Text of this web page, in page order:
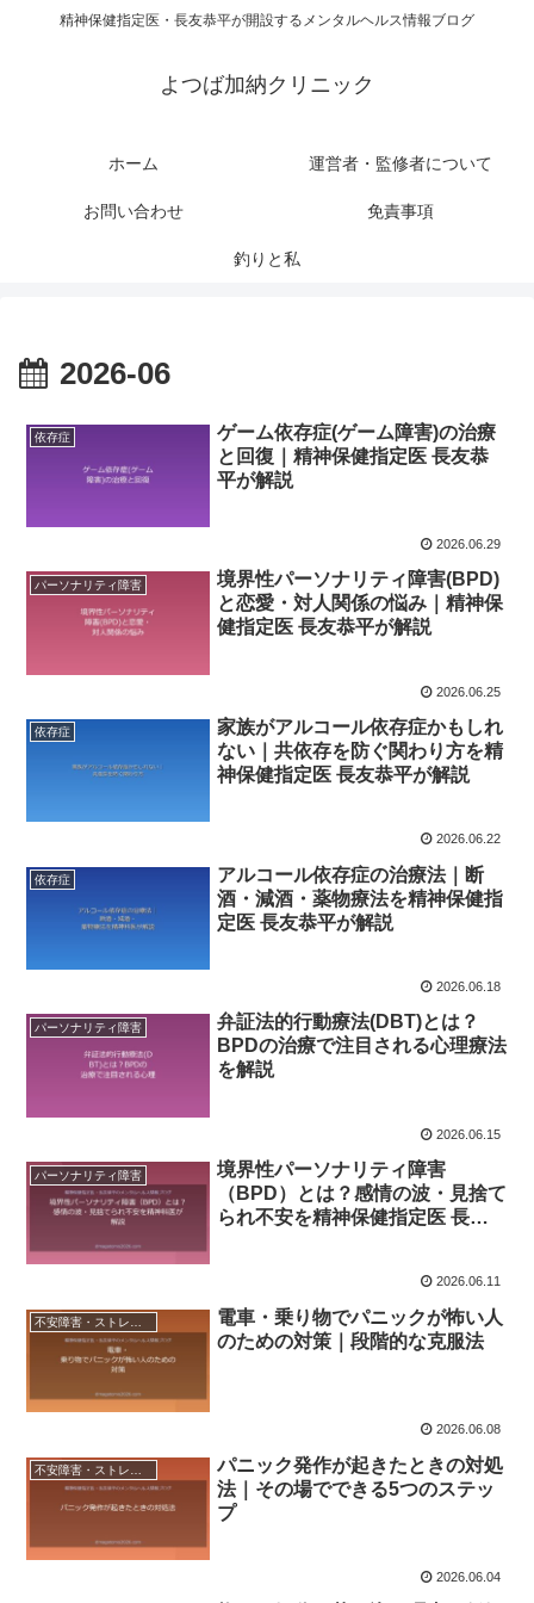
精神保健指定医・長友恭平が開設するメンタルヘルス情報ブログ
よつば加納クリニック
ホーム 運営者・監修者について
お問い合わせ 免責事項
釣りと私
2026-06
依存症
ゲーム依存症(ゲーム障害)の治療
と回復｜精神保健指定医 長友恭
平が解説
2026.06.29
パーソナリティ障害
境界性パーソナリティ障害(BPD)
と恋愛・対人関係の悩み｜精神保
健指定医 長友恭平が解説
2026.06.25
依存症
家族がアルコール依存症かもしれ
ない｜共依存を防ぐ関わり方を精
神保健指定医 長友恭平が解説
2026.06.22
依存症
アルコール依存症の治療法｜断
酒・減酒・薬物療法を精神保健指
定医 長友恭平が解説
2026.06.18
パーソナリティ障害
弁証法的行動療法(DBT)とは？
BPDの治療で注目される心理療法
を解説
2026.06.15
パーソナリティ障害
境界性パーソナリティ障害
（BPD）とは？感情の波・見捨て
られ不安を精神保健指定医 長友
2026.06.11
不安障害・ストレス関連
電車・乗り物でパニックが怖い人
のための対策｜段階的な克服法
2026.06.08
パニック発作が起きたときの対処
法｜その場でできる5つのステッ
プ
2026.06.04